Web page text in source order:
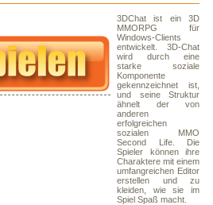
3DChat ist ein 3D
MMORPG für
Windows-Clients
entwickelt. 3D-Chat
wird durch eine
starke soziale
Komponente
gekennzeichnet ist,
und seine Struktur
ähnelt der von
anderen
erfolgreichen
sozialen MMO
Second Life. Die
Spieler können ihre
Charaktere mit einem
umfangreichen Editor
erstellen und zu
kleiden, wie sie im
Spiel Spaß macht.